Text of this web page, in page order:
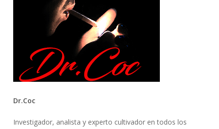
Dr.Coc
Investigador, analista y experto cultivador en todos los